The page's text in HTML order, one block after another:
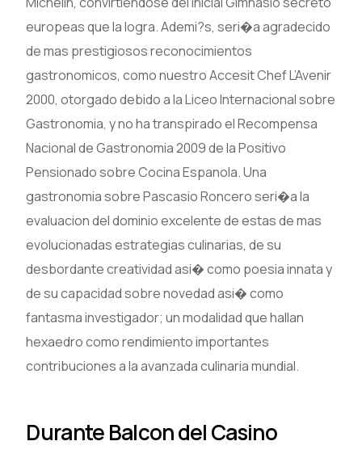
europeas que la logra. Ademi?s, seri�a agradecido
de mas prestigiosos reconocimientos
gastronomicos, como nuestro Accesit Chef L’Avenir
2000, otorgado debido a la Liceo Internacional sobre
Gastronomia, y no ha transpirado el Recompensa
Nacional de Gastronomia 2009 de la Positivo
Pensionado sobre Cocina Espanola. Una
gastronomia sobre Pascasio Roncero seri�a la
evaluacion del dominio excelente de estas de mas
evolucionadas estrategias culinarias, de su
desbordante creatividad asi� como poesia innata y
de su capacidad sobre novedad asi� como
fantasma investigador; un modalidad que hallan
hexaedro como rendimiento importantes
contribuciones a la avanzada culinaria mundial.
Durante Balcon del Casino